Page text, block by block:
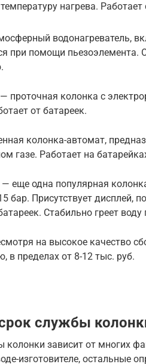
нагрева. Работает
водонагреватель,
при помощи пьезоэлемента.
проточная колонка с
от батареек.
колонка-автомат,
газе. Работает на
— еще одна популярная
бар. Присутствует дисплей,
Стабильно греет
на высокое качество
в пределах от 8-12 тыс. руб.
службы
колонки зависит от многих
изготовителе, остальные